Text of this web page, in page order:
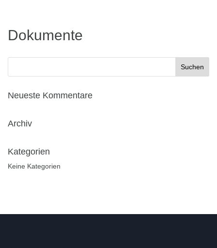
Dokumente
Neueste Kommentare
Archiv
Kategorien
Keine Kategorien